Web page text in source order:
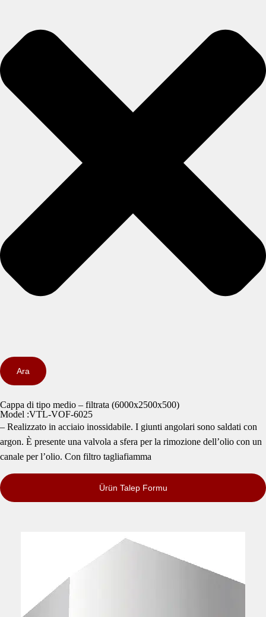
Ara
Cappa di tipo medio – filtrata (6000x2500x500)
Model :VTL-VOF-6025
– Realizzato in acciaio inossidabile. I giunti angolari sono saldati con
argon. È presente una valvola a sfera per la rimozione dell’olio con un
canale per l’olio. Con filtro tagliafiamma
Ürün Talep Formu